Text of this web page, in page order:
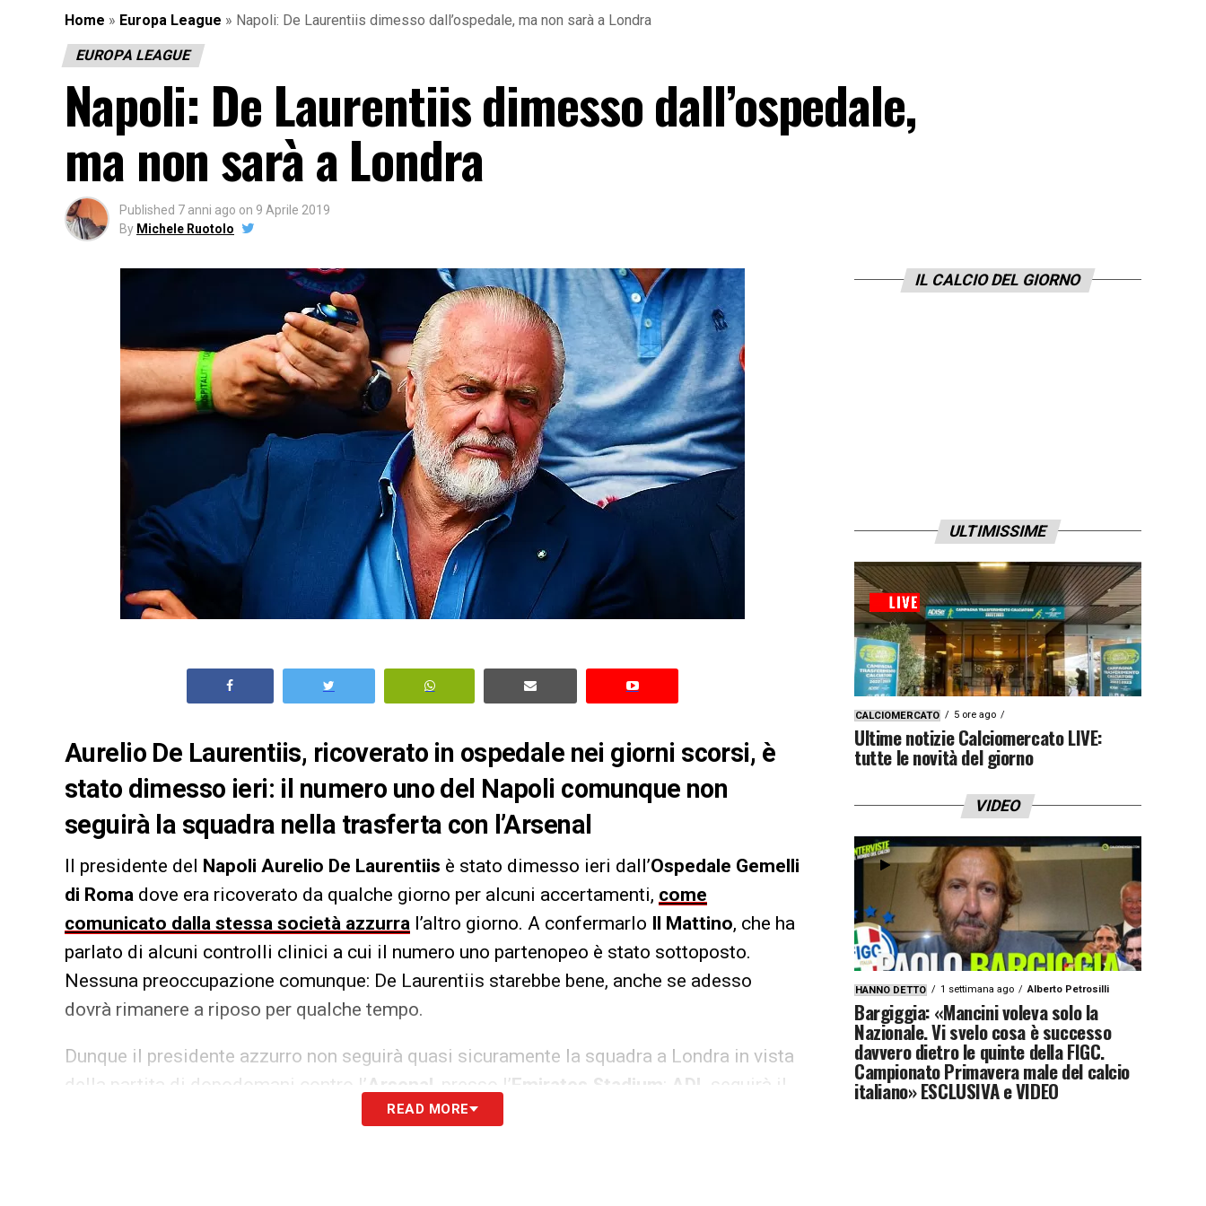
Home » Europa League » Napoli: De Laurentiis dimesso dall’ospedale, ma non sarà a Londra
EUROPA LEAGUE
Napoli: De Laurentiis dimesso dall’ospedale,
ma non sarà a Londra
Published 7 anni ago on 9 Aprile 2019
By Michele Ruotolo
Aurelio De Laurentiis, ricoverato in ospedale nei giorni scorsi, è
stato dimesso ieri: il numero uno del Napoli comunque non
seguirà la squadra nella trasferta con l’Arsenal
Il presidente del Napoli Aurelio De Laurentiis è stato dimesso ieri dall’Ospedale Gemelli
di Roma dove era ricoverato da qualche giorno per alcuni accertamenti, come
comunicato dalla stessa società azzurra l’altro giorno. A confermarlo Il Mattino, che ha
parlato di alcuni controlli clinici a cui il numero uno partenopeo è stato sottoposto.
Nessuna preoccupazione comunque: De Laurentiis starebbe bene, anche se adesso
dovrà rimanere a riposo per qualche tempo.
Dunque il presidente azzurro non seguirà quasi sicuramente la squadra a Londra in vista
della partita di dopodomani contro l’ Arsenal , presso l’Emirates Stadium ADL
seguirà il
match dalla tv dalla sua abitazione romana, mentre a rappresentare la delegazione
READ MORE
IL CALCIO DEL GIORNO
ULTIMISSIME
CALCIOMERCATO 5 ore ago
Ultime notizie Calciomercato LIVE:
tutte le novità del giorno
VIDEO
HANNO DETTO 1 settimana ago Alberto Petrosilli
Bargiggia: «Mancini voleva solo la
Nazionale. Vi svelo cosa è successo
davvero dietro le quinte della FIGC.
Campionato Primavera male del calcio
italiano» ESCLUSIVA e VIDEO